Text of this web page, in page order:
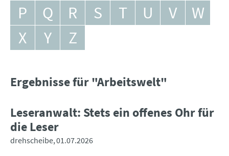
P
Q R S T U V
W
X
Y Z
Ergebnisse für "Arbeitswelt"
Leseranwalt: Stets ein offenes Ohr für
die Leser
drehscheibe 01.07.2026